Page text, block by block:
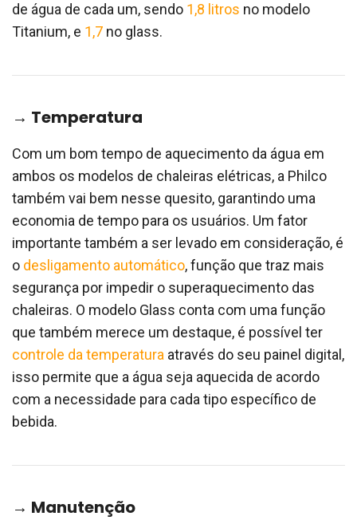
de água de cada um, sendo 1,8 litros no modelo
Titanium, e 1,7 no glass.
→ Temperatura
Com um bom tempo de aquecimento da água em
ambos os modelos de chaleiras elétricas, a Philco
também vai bem nesse quesito, garantindo uma
economia de tempo para os usuários. Um fator
importante também a ser levado em consideração, é
o desligamento automático, função que traz mais
segurança por impedir o superaquecimento das
chaleiras. O modelo Glass conta com uma função
que também merece um destaque, é possível ter
controle da temperatura através do seu painel digital,
isso permite que a água seja aquecida de acordo
com a necessidade para cada tipo específico de
bebida.
→ Manutenção